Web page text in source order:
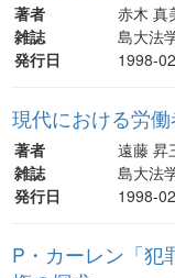
著者
赤木 真
雑誌
島大法
発行日
1998-
現代における労
著者
遠藤 昇
雑誌
島大法
発行日
1998-
P・カーレン「犯